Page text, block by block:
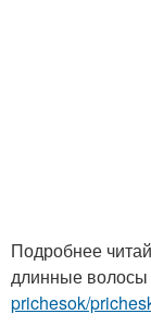
Подробнее
длинные
prichesok/